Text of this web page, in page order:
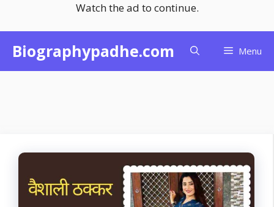
Watch the ad to continue.
content
Biographypadhe.com Menu